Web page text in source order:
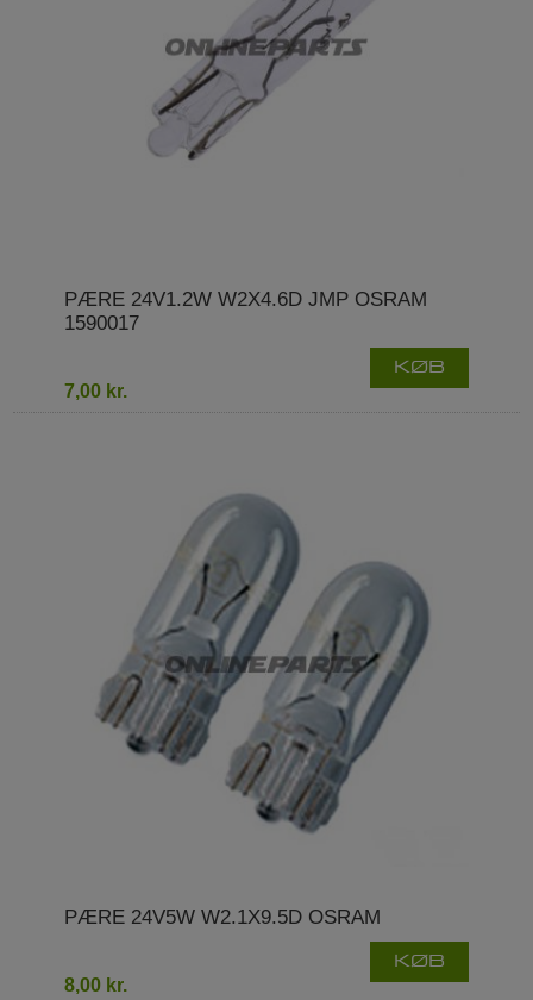
PÆRE 24V1.2W W2X4.6D JMP OSRAM
1590017
7,00 kr.
KØB
PÆRE 24V5W W2.1X9.5D OSRAM
8,00 kr.
KØB